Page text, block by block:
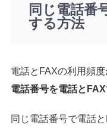
同じ電話番
する方法
電話とFAXの利用頻
電話番号を電話と
同じ電話番号で電話